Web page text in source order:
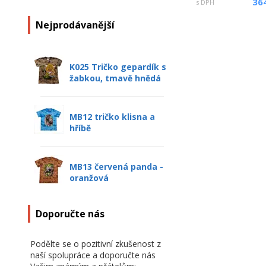
Nejprodávanější
K025 Tričko gepardík s
žabkou, tmavě hnědá
MB12 tričko klisna a
hříbě
MB13 červená panda -
oranžová
Doporučte nás
Podělte se o pozitivní zkušenost z
naší spolupráce a doporučte nás
s DPH